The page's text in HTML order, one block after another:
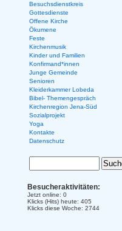
Besuchsdienstkreis
Gottesdienste
Offene Kirche
Ökumene
Feste
Kirchenmusik
Kinder und Familien
Konfirmand*innen
Junge Gemeinde
Senioren
Kleiderkammer Lobeda
Bibel- Themengespräch
Kirchenregion Jena-Süd
Sozialprojekt
Yoga
Kontakte
Datenschutz
Besucheraktivitäten:
Jetzt online: 0
Klicks (Hits) heute: 405
Klicks diese Woche: 2744